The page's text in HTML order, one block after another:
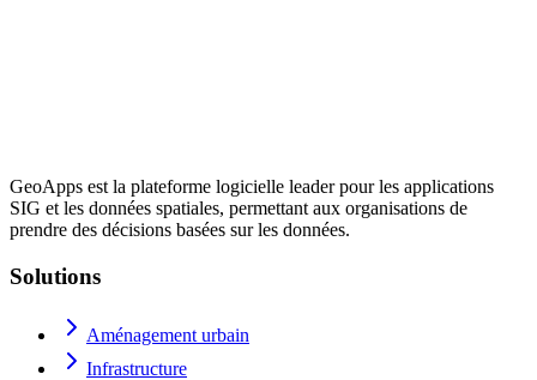
GeoApps est la plateforme logicielle leader pour les applications
SIG et les données spatiales, permettant aux organisations de
prendre des décisions basées sur les données.
Solutions
Aménagement urbain
Infrastructure